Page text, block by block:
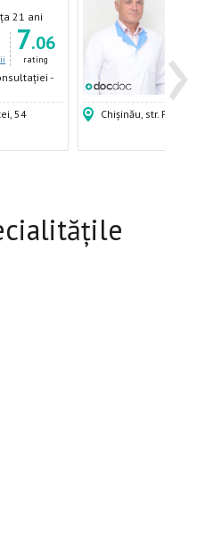
›
21 ani
7.06
rating
-
54
500
Chișinău, str. Puskin,